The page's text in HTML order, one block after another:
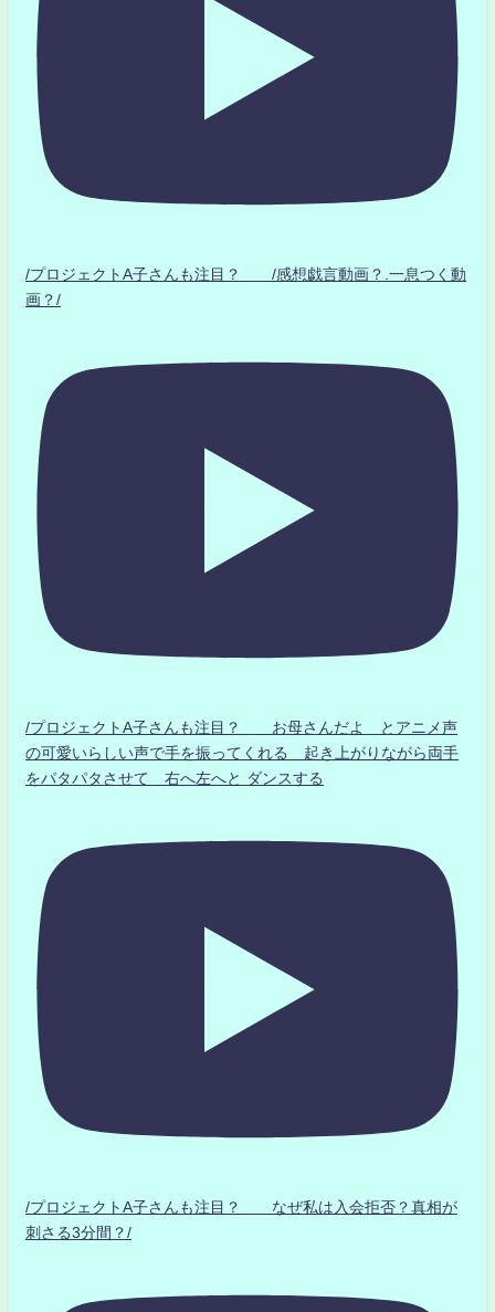
/プロジェクトA子さんも注目？ /感想戯言動画？.一息つく動
画？/
/プロジェクトA子さんも注目？ お母さんだよ とアニメ声
の可愛いらしい声で手を振ってくれる 起き上がりながら両手
をパタパタさせて 右へ左へと ダンスする
/プロジェクトA子さんも注目？ なぜ私は入会拒否？真相が
刺さる3分間？/